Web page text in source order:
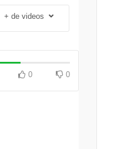
+ de videos
0 0